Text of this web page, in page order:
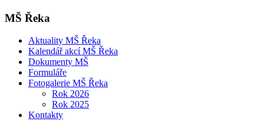
MŠ Řeka
Aktuality MŠ Řeka
Kalendář akcí MŠ Řeka
Dokumenty MŠ
Formuláře
Fotogalerie MŠ Řeka
Rok 2026
Rok 2025
Kontakty